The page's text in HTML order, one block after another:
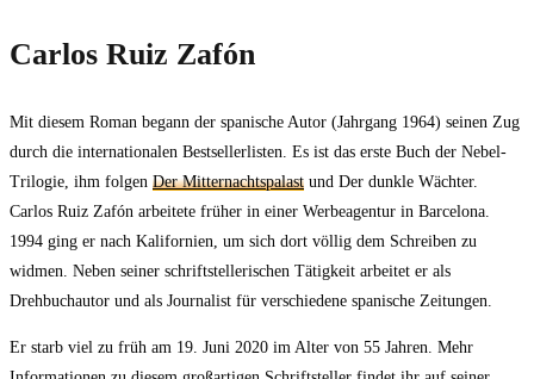
Carlos Ruiz Zafón
Mit diesem Roman begann der spanische Autor (Jahrgang 1964) seinen Zug
durch die internationalen Bestsellerlisten. Es ist das erste Buch der Nebel-
Trilogie, ihm folgen Der Mitternachtspalast und Der dunkle Wächter.
Carlos Ruiz Zafón arbeitete früher in einer Werbeagentur in Barcelona.
1994 ging er nach Kalifornien, um sich dort völlig dem Schreiben zu
widmen. Neben seiner schriftstellerischen Tätigkeit arbeitet er als
Drehbuchautor und als Journalist für verschiedene spanische Zeitungen.
Er starb viel zu früh am 19. Juni 2020 im Alter von 55 Jahren. Mehr